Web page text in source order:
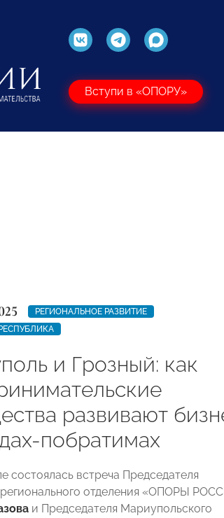
Вступи в «ОПОРУ»
РЕГИОНАЛЬНОЕ РАЗВИТИЕ
и Грозный: как
развивают
побратимах
состоялась встреча Председателя
регионального отделения «ОПОРЫ
и Председателя Мариупольского